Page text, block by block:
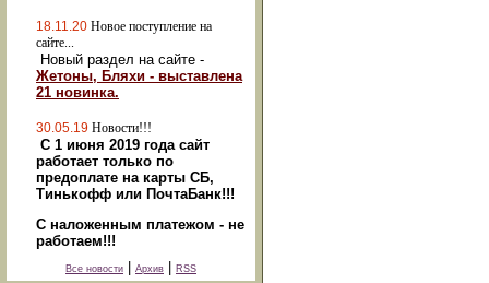
18.11.20 Новое поступление на
сайте...
Новый раздел на сайте -
Жетоны, Бляхи - выставлена
21 новинка.
30.05.19 Новости!!!
С 1 июня 2019 года сайт
работает только по
предоплате на карты СБ,
Тинькофф или ПочтаБанк!!!
С наложенным платежом - не
работаем!!!
Все новости Архив RSS